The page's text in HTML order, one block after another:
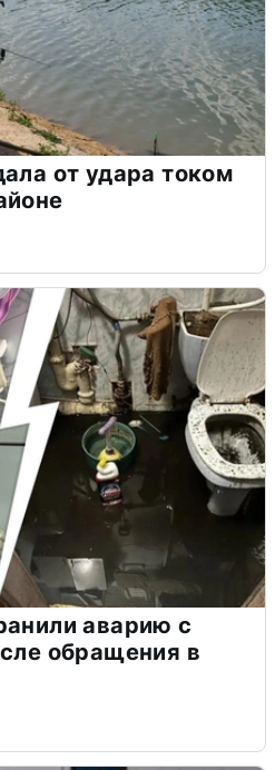
от удара током
аварию с
обращения в